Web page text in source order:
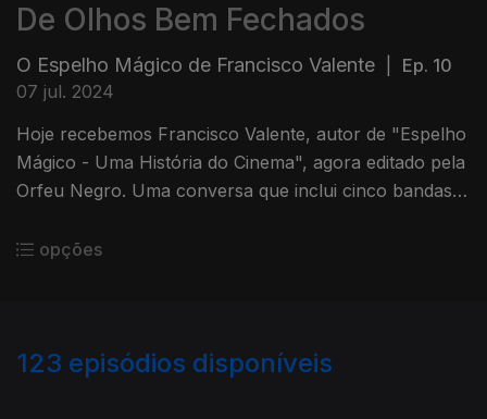
De Olhos Bem Fechados
O Espelho Mágico de Francisco Valente
Ep. 10
07 jul. 2024
Hoje recebemos Francisco Valente, autor de "Espelho
Mágico - Uma História do Cinema", agora editado pela
Orfeu Negro. Uma conversa que inclui cinco bandas
realizador.
opções
123 episódios disponíveis